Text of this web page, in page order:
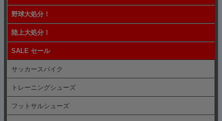
野球大処分！
陸上大処分！
SALE セール
サッカースパイク
トレーニングシューズ
フットサルシューズ